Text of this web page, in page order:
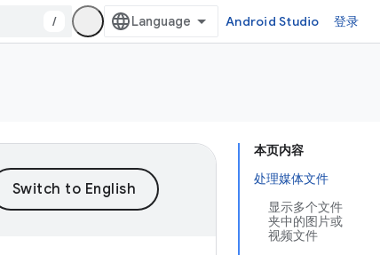
/ Android Studio 登录
本页内容
处理媒体文件
显示多个文件
夹中的图片或
视频文件